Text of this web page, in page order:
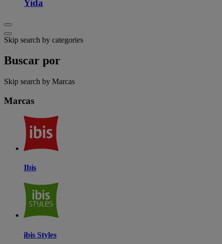
Yida
Skip search by categories
Buscar por
Skip search by Marcas
Marcas
Ibis
ibis Styles